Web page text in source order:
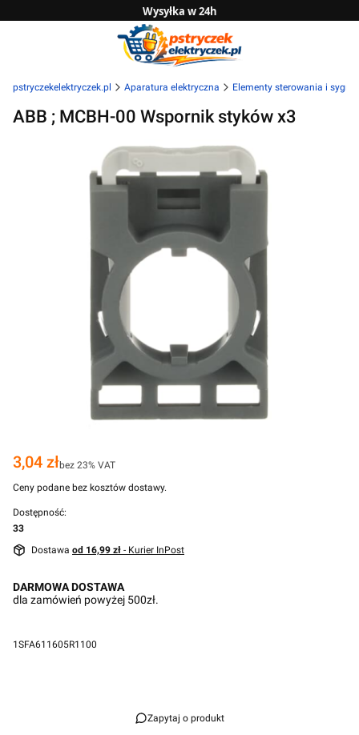
Wysyłka w 24h
Zwrot do 14 dni
Sprawdź naszą ofertę B2B
pstryczekelektryczek.pl Aparatura elektryczna Elementy sterowania i
ABB ; MCBH-00 Wspornik styków x3
Cena
3,04 złbez 23% VAT
Ceny podane bez kosztów dostawy.
Dostępność:
33
Dostawa od 16,99 zł - Kurier InPost
DARMOWA DOSTAWA
dla zamówień powyżej 500zł.
1SFA611605R1100
Zapytaj o produkt